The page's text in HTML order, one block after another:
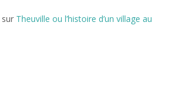
sur Theuville ou l’histoire d’un village au